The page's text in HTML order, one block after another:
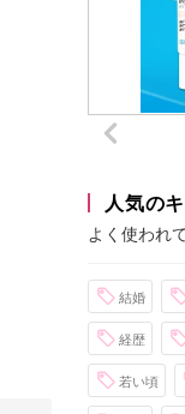
人気の
よく使われ
結婚
経歴
若い頃